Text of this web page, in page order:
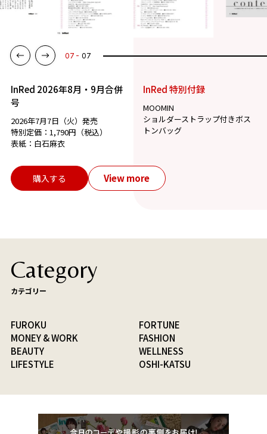
01 07
InRed 2026年8月・9月合併
号
2026年7月7日（火）発売
特別定価：1,790円（税込）
表紙：白石麻衣
InRed 特別付録
MOOMIN
ショルダーストラップ付きボス
トンバッグ
購入する View more
Category
カテゴリー
FUROKU
FORTUNE
MONEY & WORK
FASHION
BEAUTY
WELLNESS
LIFESTYLE
OSHI-KATSU